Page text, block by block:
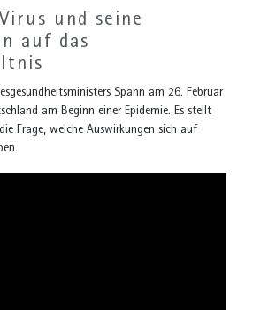
und seine
auf das
Spahn am 26. Februar
am Beginn einer Epidemie. Es stellt
Frage, welche Auswirkungen sich auf